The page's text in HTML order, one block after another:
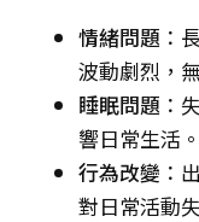
情緒問題 ：
波動劇烈，
睡眠問題 ：
響日常生活。
行為改變 ：
對日常活動